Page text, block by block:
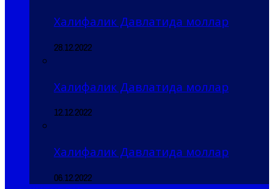
Халифалик Давлатида моллар
28.12.2022
Халифалик Давлатида моллар
12.12.2022
Халифалик Давлатида моллар
06.12.2022